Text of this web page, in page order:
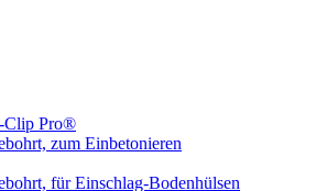
Clip Pro®
zum Einbetonieren
für Einschlag-Bodenhülsen